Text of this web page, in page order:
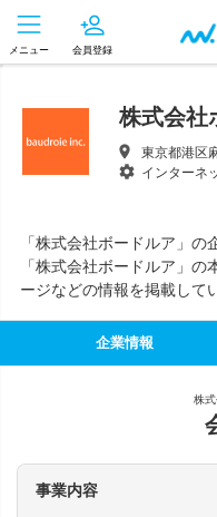
メニュー 会員登録
株式会社
東京都港区
インターネ
「株式会社ボードルア」の
「株式会社ボードルア」
ージなどの情報を掲載して
企業情報
株
事業内容